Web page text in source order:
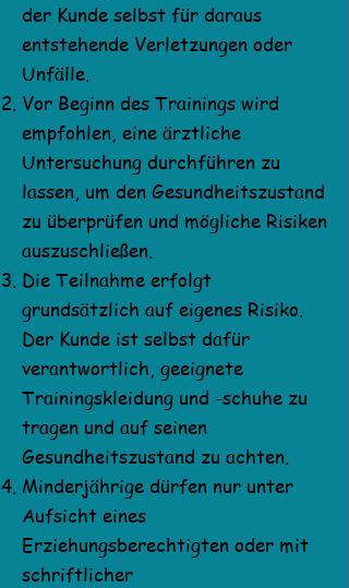
der Kunde selbst für daraus
entstehende Verletzungen oder
Unfälle.
Vor Beginn des Trainings wird
empfohlen, eine ärztliche
Untersuchung durchführen zu
lassen, um den Gesundheitszustand
zu überprüfen und mögliche Risiken
auszuschließen.
Die Teilnahme erfolgt
grundsätzlich auf eigenes Risiko.
Der Kunde ist selbst dafür
verantwortlich, geeignete
Trainingskleidung und -schuhe zu
tragen und auf seinen
Gesundheitszustand zu achten.
Minderjährige dürfen nur unter
Aufsicht eines
Erziehungsberechtigten oder mit
schriftlicher